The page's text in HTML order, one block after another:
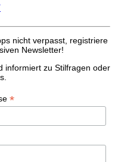
nicht verpasst, registriere
Newsletter!
informiert zu Stilfragen oder
*